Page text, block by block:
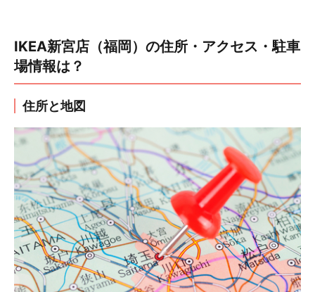
IKEA新宮店（福岡）の住所・アクセス・駐車
場情報は？
住所と地図